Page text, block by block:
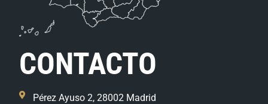
CONTACTO
Pérez Ayuso 2, 28002 Madrid